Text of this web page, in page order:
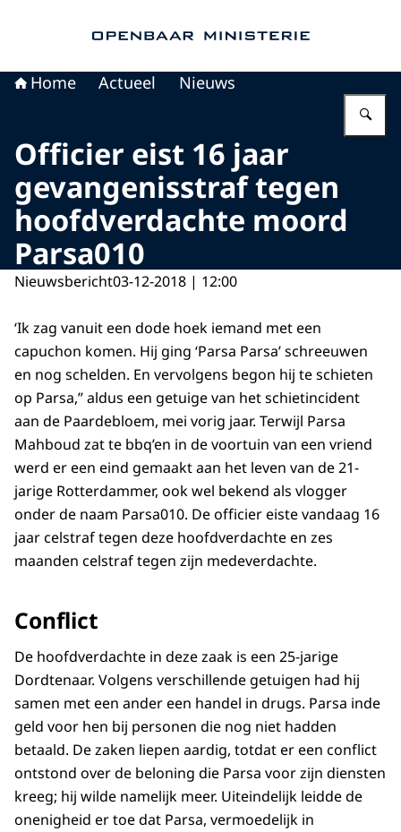
Home Actueel Nieuws
Officier eist 16 jaar
gevangenisstraf tegen
hoofdverdachte moord
Parsa010
Nieuwsbericht03-12-2018 | 12:00
‘Ik zag vanuit een dode hoek iemand met een
capuchon komen. Hij ging ‘Parsa Parsa’ schreeuwen
en nog schelden. En vervolgens begon hij te schieten
op Parsa,” aldus een getuige van het schietincident
aan de Paardebloem, mei vorig jaar. Terwijl Parsa
Mahboud zat te bbq’en in de voortuin van een vriend
werd er een eind gemaakt aan het leven van de 21-
jarige Rotterdammer, ook wel bekend als vlogger
onder de naam Parsa010. De officier eiste vandaag 16
jaar celstraf tegen deze hoofdverdachte en zes
maanden celstraf tegen zijn medeverdachte.
Conflict
De hoofdverdachte in deze zaak is een 25-jarige
Dordtenaar. Volgens verschillende getuigen had hij
samen met een ander een handel in drugs. Parsa inde
geld voor hen bij personen die nog niet hadden
betaald. De zaken liepen aardig, totdat er een conflict
ontstond over de beloning die Parsa voor zijn diensten
kreeg; hij wilde namelijk meer. Uiteindelijk leidde de
onenigheid er toe dat Parsa, vermoedelijk in